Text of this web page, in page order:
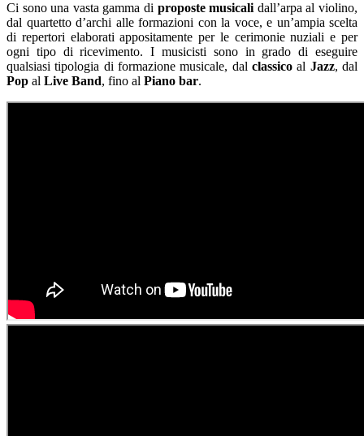
Ci sono una vasta gamma di proposte musicali dall’arpa al violino,
dal quartetto d’archi alle formazioni con la voce, e un’ampia scelta
di repertori elaborati appositamente per le cerimonie nuziali e per
ogni tipo di ricevimento. I musicisti sono in grado di eseguire
qualsiasi tipologia di formazione musicale, dal classico al Jazz, dal
Pop al Live Band, fino al Piano bar.